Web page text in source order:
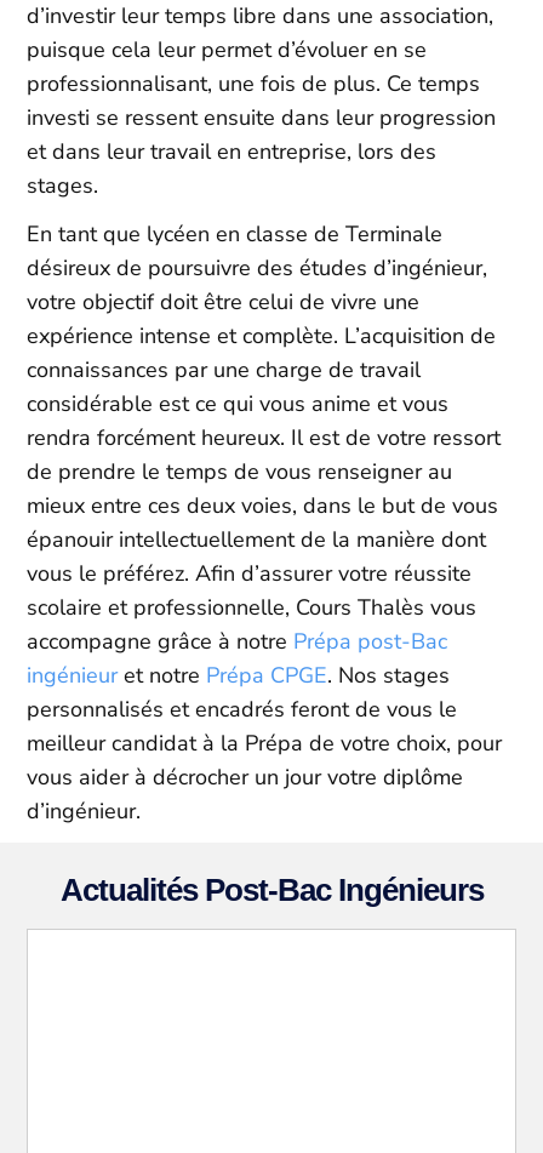
d’investir leur temps libre dans une association,
puisque cela leur permet d’évoluer en se
professionnalisant, une fois de plus. Ce temps
investi se ressent ensuite dans leur progression
et dans leur travail en entreprise, lors des
stages.
En tant que lycéen en classe de Terminale
désireux de poursuivre des études d’ingénieur,
votre objectif doit être celui de vivre une
expérience intense et complète. L’acquisition de
connaissances par une charge de travail
considérable est ce qui vous anime et vous
rendra forcément heureux. Il est de votre ressort
de prendre le temps de vous renseigner au
mieux entre ces deux voies, dans le but de vous
épanouir intellectuellement de la manière dont
vous le préférez. Afin d’assurer votre réussite
scolaire et professionnelle, Cours Thalès vous
accompagne grâce à notre Prépa post-Bac
ingénieuret notre Prépa CPGE. Nos stages
personnalisés et encadrés feront de vous le
meilleur candidat à la Prépa de votre choix, pour
vous aider à décrocher un jour votre diplôme
d’ingénieur.
Actualités Post-Bac Ingénieurs